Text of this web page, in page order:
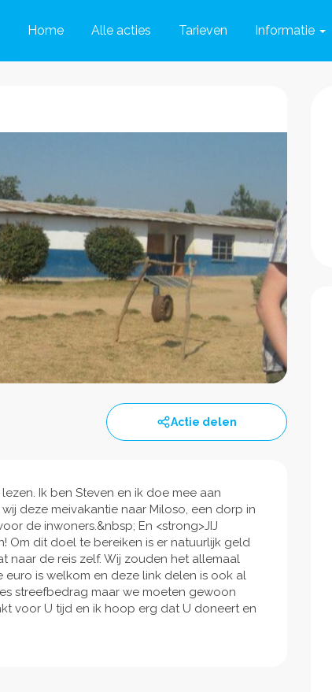
Home Alle acties Tarieven Informatie
Actie delen
Ik ben Steven en ik doe mee aan
deze meivakantie naar Miloso, een dorp in
de inwoners.&nbsp; En <strong>JIJ
Om dit doel te bereiken is er natuurlijk geld
de reis zelf. Wij zouden het allemaal
is welkom en deze link delen is ook al
streefbedrag maar we moeten gewoon
voor U tijd en ik hoop erg dat U doneert en